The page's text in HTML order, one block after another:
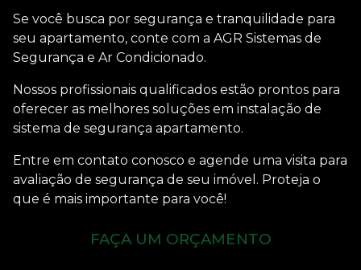
Se você busca por segurança e tranquilidade para
seu apartamento, conte com a AGR Sistemas de
Segurança e Ar Condicionado.
Nossos profissionais qualificados estão prontos para
oferecer as melhores soluções em instalação de
sistema de segurança apartamento.
Entre em contato conosco e agende uma visita para
avaliação de segurança de seu imóvel. Proteja o
que é mais importante para você!
FAÇA UM ORÇAMENTO